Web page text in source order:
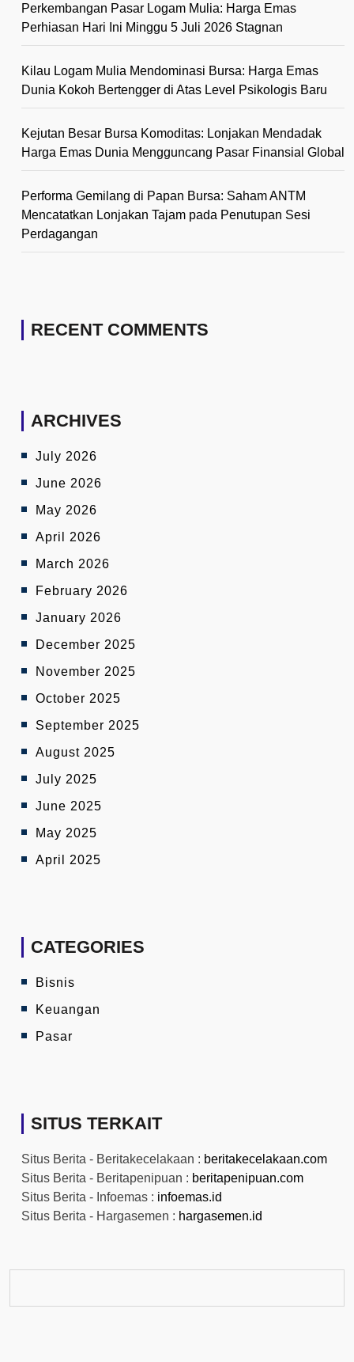
Perkembangan Pasar Logam Mulia: Harga Emas
Perhiasan Hari Ini Minggu 5 Juli 2026 Stagnan
Kilau Logam Mulia Mendominasi Bursa: Harga Emas
Dunia Kokoh Bertengger di Atas Level Psikologis Baru
Kejutan Besar Bursa Komoditas: Lonjakan Mendadak
Harga Emas Dunia Mengguncang Pasar Finansial Global
Performa Gemilang di Papan Bursa: Saham ANTM
Mencatatkan Lonjakan Tajam pada Penutupan Sesi
Perdagangan
RECENT COMMENTS
ARCHIVES
July 2026
June 2026
May 2026
April 2026
March 2026
February 2026
January 2026
December 2025
November 2025
October 2025
September 2025
August 2025
July 2025
June 2025
May 2025
April 2025
CATEGORIES
Bisnis
Keuangan
Pasar
SITUS TERKAIT
Situs Berita - Beritakecelakaan : beritakecelakaan.com
Situs Berita - Beritapenipuan : beritapenipuan.com
Situs Berita - Infoemas : infoemas.id
Situs Berita - Hargasemen : hargasemen.id